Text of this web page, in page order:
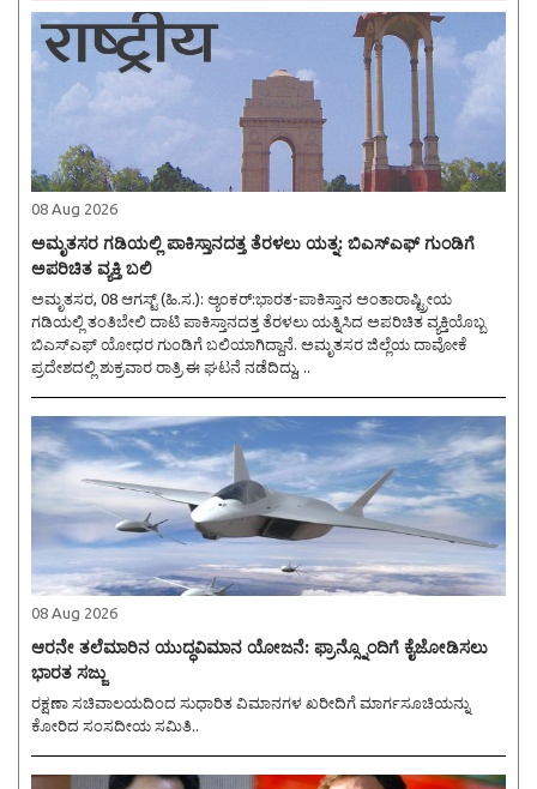
08 Aug 2026
ಅಮೃತಸರ ಗಡಿಯಲ್ಲಿ ಪಾಕಿಸ್ತಾನದತ್ತ ತೆರಳಲು ಯತ್ನ: ಬಿಎಸ್ಎಫ್ ಗುಂಡಿಗೆ
ಅಪರಿಚಿತ ವ್ಯಕ್ತಿ ಬಲಿ
ಅಮೃತಸರ, 08 ಆಗಸ್ಟ್ (ಹಿ.ಸ.): ಆ್ಯಂಕರ್:ಭಾರತ-ಪಾಕಿಸ್ತಾನ ಅಂತಾರಾಷ್ಟ್ರೀಯ
ಗಡಿಯಲ್ಲಿ ತಂತಿಬೇಲಿ ದಾಟಿ ಪಾಕಿಸ್ತಾನದತ್ತ ತೆರಳಲು ಯತ್ನಿಸಿದ ಅಪರಿಚಿತ ವ್ಯಕ್ತಿಯೊಬ್ಬ
ಬಿಎಸ್‌ಎಫ್ ಯೋಧರ ಗುಂಡಿಗೆ ಬಲಿಯಾಗಿದ್ದಾನೆ. ಅಮೃತಸರ ಜಿಲ್ಲೆಯ ದಾವೋಕೆ
ಪ್ರದೇಶದಲ್ಲಿ ಶುಕ್ರವಾರ ರಾತ್ರಿ ಈ ಘಟನೆ ನಡೆದಿದ್ದು, ..
08 Aug 2026
ಆರನೇ ತಲೆಮಾರಿನ ಯುದ್ಧವಿಮಾನ ಯೋಜನೆ: ಫ್ರಾನ್ಸ್ನೊಂದಿಗೆ ಕೈಜೋಡಿಸಲು
ಭಾರತ ಸಜ್ಜು
ರಕ್ಷಣಾ ಸಚಿವಾಲಯದಿಂದ ಸುಧಾರಿತ ವಿಮಾನಗಳ ಖರೀದಿಗೆ ಮಾರ್ಗಸೂಚಿಯನ್ನು
ಕೋರಿದ ಸಂಸದೀಯ ಸಮಿತಿ..